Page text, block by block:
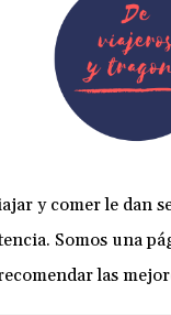
y comer le dan
Somos una
las